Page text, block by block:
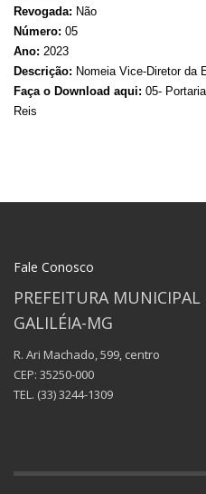
Revogada: Não
Número: 05
Ano: 2023
Descrição: Nomeia Vice-Diretor da
Faça o Download aqui: 05-
Reis
Fale Conosco
PREFEITURA MUNICIPAL
GALILÉIA-MG
R. Ari Machado, 599, centro
CEP: 35250-000
TEL. (33) 3244-1309